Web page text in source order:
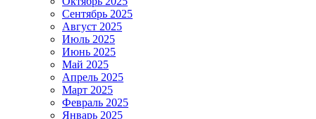
Сентябрь 2025
Август 2025
Июль 2025
Июнь 2025
Май 2025
Апрель 2025
Март 2025
Февраль 2025
Январь 2025